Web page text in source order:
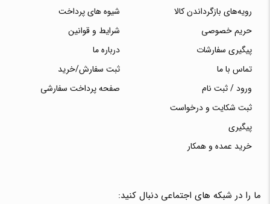
رویه‌های بازگرداندن کالا
حریم خصوصی
پیگیری سفارشات
تماس با ما
ورود / ثبت نام
ثبت شکایت و درخواست
پیگیری
خرید عمده و همکار
شیوه های پرداخت
شرایط و قوانین
درباره ما
ثبت سفارش/خرید
صفحه پرداخت سفارشی
ما را در شبکه های اجتماعی دنبال کنید: